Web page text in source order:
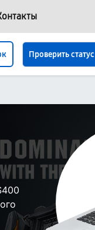
Проверить